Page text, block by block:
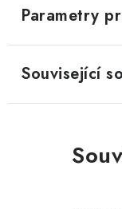
Parametry
Související